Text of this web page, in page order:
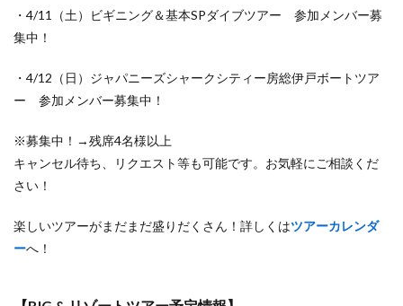
・4/11（土）ビギニング＆基本SPダイブツアー 参加メンバー募
集中！
・4/12（日）ジャパニーズシャークシティー房総伊戸ボートツア
ー 参加メンバー募集中！
※募集中！→残席4名様以上
キャンセル待ち、リクエスト等も可能です。お気軽にご相談くだ
さい！
楽しいツアーがまだまだ盛りだくさん！詳しくはツアーカレンダ
ーへ！